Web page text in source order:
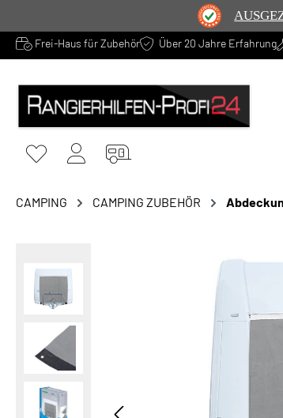
Zur Hauptnavigation springen
Frei-Haus für Zubehör Über 20 Jahre Erfahrung
CAMPING CAMPING ZUBEHÖR